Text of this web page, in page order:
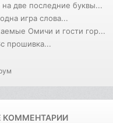
на две последние буквы...
игра слова...
Омичи и гости гор...
прошивка...
КОММЕНТАРИИ